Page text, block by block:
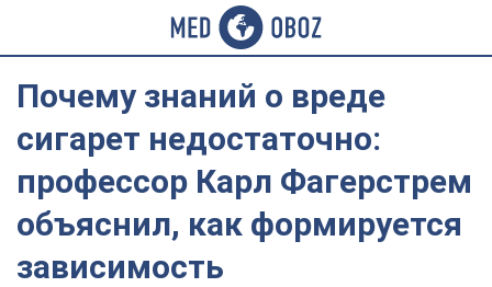
Почему знаний о вреде
сигарет недостаточно:
профессор Карл Фагерстрем
объяснил, как формируется
зависимость